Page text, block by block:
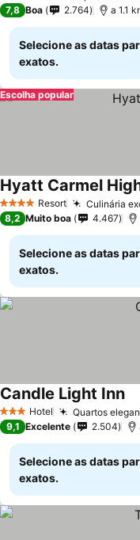
7,8 Boa 2.764 a 1.1
Selecione as datas
exatos.
Escolha popular
4 EstrelasResort Culinária
Hyatt Carmel
8,2 Muito boa 4.467
Selecione as datas
exatos.
3 EstrelasHotel Quartos
Candle Light Inn
9,1 Excelente 2.504
Selecione as datas
exatos.